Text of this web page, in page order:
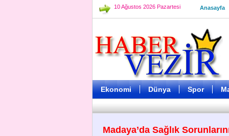
10 Ağustos 2026 Pazartesi Anasayfa
Ekonomi Dünya Spor
Madaya’da Sağlık